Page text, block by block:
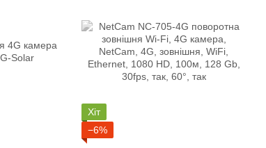
Хіт
−6%